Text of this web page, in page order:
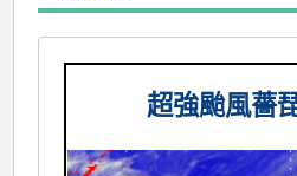
超強颱風薔